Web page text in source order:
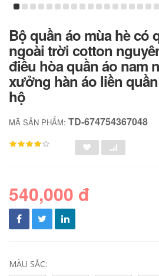
Bộ quần áo mùa hè có
ngoài trời cotton
điều hòa quần áo nam
xưởng hàn áo liền
hộ
MÃ SẢN PHẨM: TD-674754367048
540,000 đ
MÀU SẮC: